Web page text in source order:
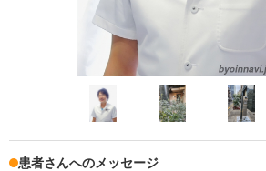
患者さんへのメッセージ